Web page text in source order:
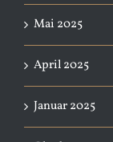
Mai 2025
April 2025
Januar 2025